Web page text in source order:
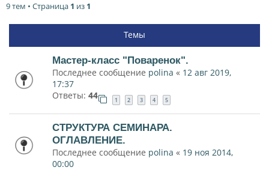
9 тем • Страница 1 из 1
Темы
Мастер-класс "Поваренок".
Последнее сообщение polina « 12 авг 2019,
17:37
Ответы: 44 1 2 3 4 5
СТРУКТУРА СЕМИНАРА.
ОГЛАВЛЕНИЕ.
Последнее сообщение polina « 19 ноя 2014,
00:00